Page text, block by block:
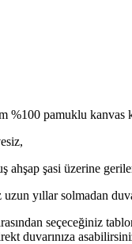
pamuklu kanvas
ahşap şasi üzerine
yıllar solmadan
seçeceğiniz
duvarınıza